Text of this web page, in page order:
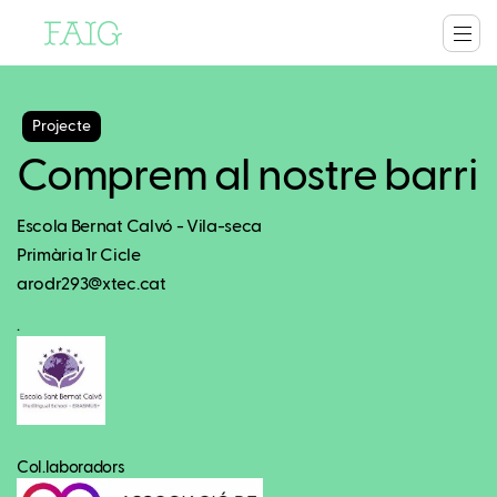
Projecte
Comprem al nostre barri
Escola Bernat Calvó - Vila-seca
Primària 1r Cicle
arodr293@xtec.cat
.
Col.laboradors